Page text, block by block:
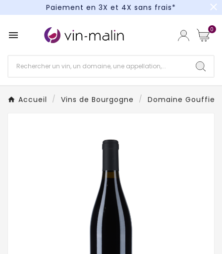
Paiement en 3X et 4X sans frais*
Paiement en 3X et 4X sans frais*
close
 0
Accueil Vins de Bourgogne Domaine Gouffier